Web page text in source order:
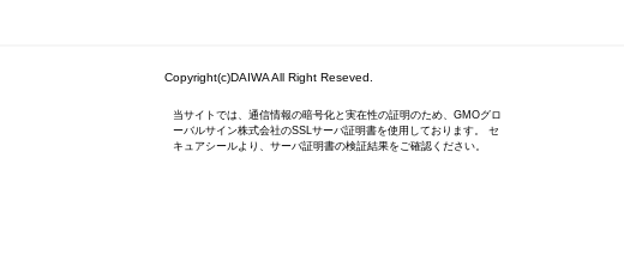
Copyright(c)DAIWA All Right Reseved.
当サイトでは、通信情報の暗号化と実在性の証明のため、GMOグロ
ーバルサイン株式会社のSSLサーバ証明書を使用しております。 セ
キュアシールより、サーバ証明書の検証結果をご確認ください。